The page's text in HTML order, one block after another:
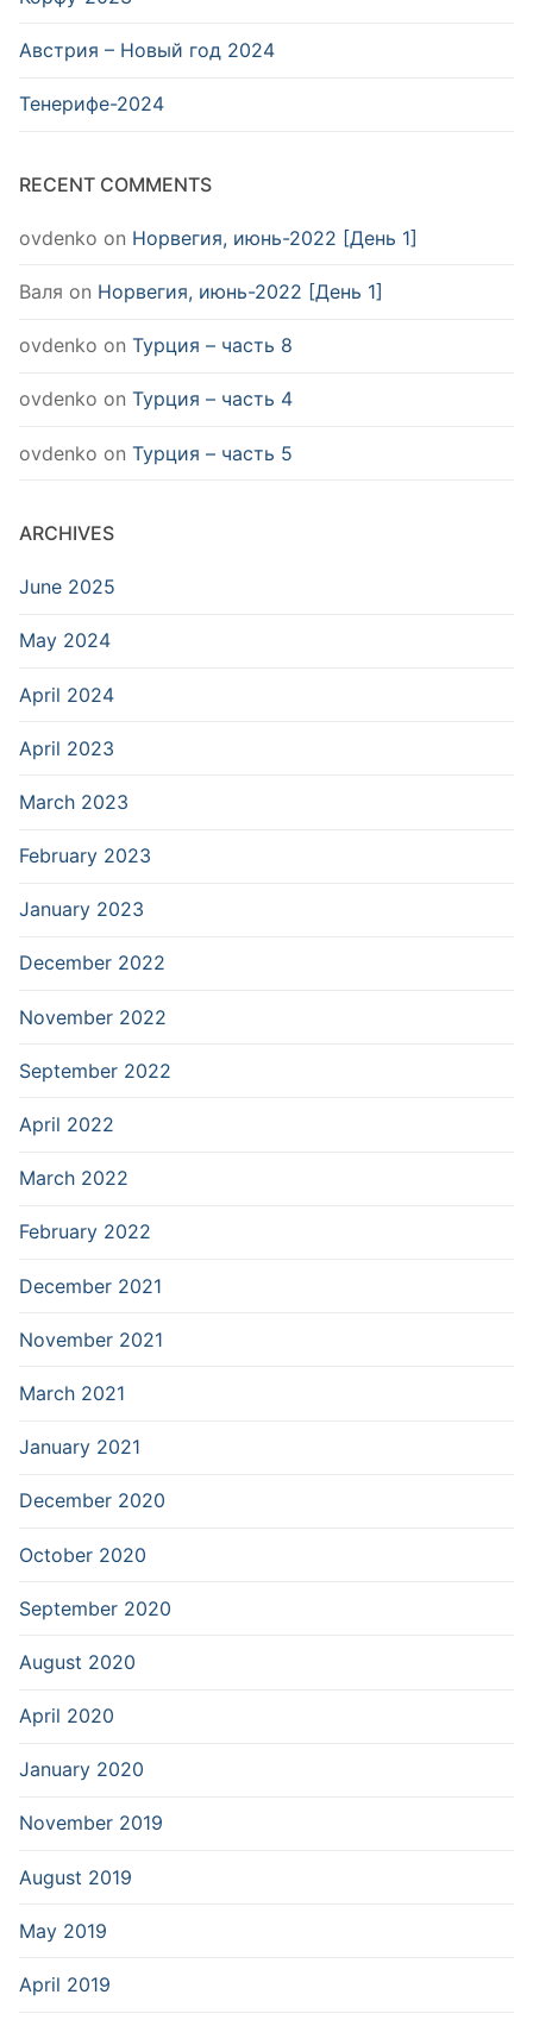
Австрия – Новый год 2024
Тенерифе-2024
RECENT COMMENTS
ovdenko on Норвегия, июнь-2022 [День 1]
Валя on Норвегия, июнь-2022 [День 1]
ovdenko on Турция – часть 8
ovdenko on Турция – часть 4
ovdenko on Турция – часть 5
ARCHIVES
June 2025
May 2024
April 2024
April 2023
March 2023
February 2023
January 2023
December 2022
November 2022
September 2022
April 2022
March 2022
February 2022
December 2021
November 2021
March 2021
January 2021
December 2020
October 2020
September 2020
August 2020
April 2020
January 2020
November 2019
August 2019
May 2019
April 2019